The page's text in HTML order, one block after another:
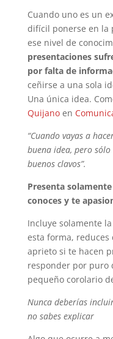
Cuando uno es un
difícil ponerse en la
ese nivel de
presentaciones
por falta de
ceñirse a una sola
Una única idea.
Quijanoen
“Cuando vayas a
buena idea, pero sólo
buenos clavos”.
Presenta
conoces y te
Incluye solamente
esta forma,
aprieto si te hacen
responder por puro
pequeño corolario
Nunca deberías
no sabes explicar